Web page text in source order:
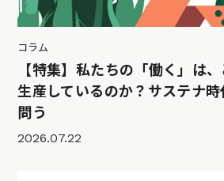
コラム
【特集】私たちの「働く」は
生産しているのか？サステナ
問う
2026.07.22